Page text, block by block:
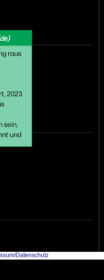
raus
2023
sein,
und
das
Datenschutz